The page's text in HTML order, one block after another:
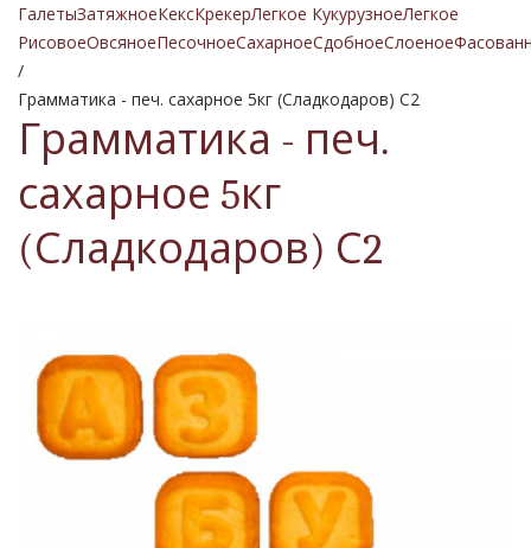
ГалетыЗатяжноеКексКрекерЛегкое КукурузноеЛегкое
РисовоеОвсяноеПесочноеСахарноеСдобноеСлоеное
/
Грамматика - печ. сахарное 5кг (Сладкодаров) С2
Грамматика - печ.
сахарное 5кг
(Сладкодаров) С2